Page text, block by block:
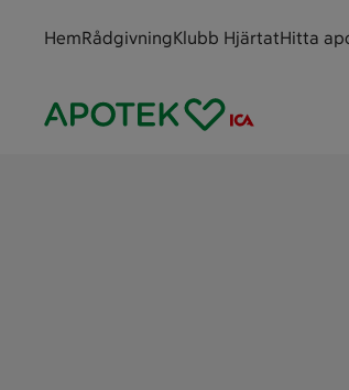
HemRådgivningKlubb HjärtatHitta